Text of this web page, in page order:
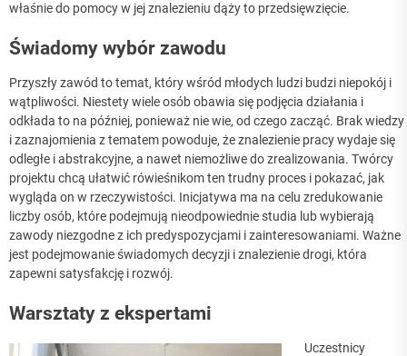
właśnie do pomocy w jej znalezieniu dąży to przedsięwzięcie.
Świadomy wybór zawodu
Przyszły zawód to temat, który wśród młodych ludzi budzi niepokój i
wątpliwości. Niestety wiele osób obawia się podjęcia działania i
odkłada to na później, ponieważ nie wie, od czego zacząć. Brak wiedzy
i zaznajomienia z tematem powoduje, że znalezienie pracy wydaje się
odległe i abstrakcyjne, a nawet niemożliwe do zrealizowania. Twórcy
projektu chcą ułatwić rówieśnikom ten trudny proces i pokazać, jak
wygląda on w rzeczywistości. Inicjatywa ma na celu zredukowanie
liczby osób, które podejmują nieodpowiednie studia lub wybierają
zawody niezgodne z ich predyspozycjami i zainteresowaniami. Ważne
jest podejmowanie świadomych decyzji i znalezienie drogi, która
zapewni satysfakcję i rozwój.
Warsztaty z ekspertami
Uczestnicy